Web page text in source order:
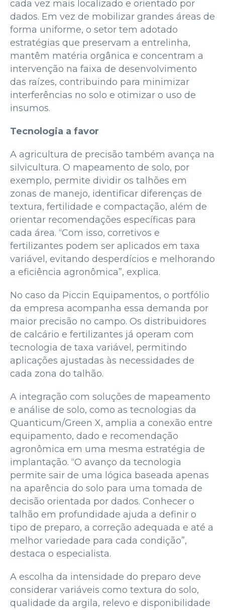
cada vez mais localizado e orientado por
dados. Em vez de mobilizar grandes áreas de
forma uniforme, o setor tem adotado
estratégias que preservam a entrelinha,
mantêm matéria orgânica e concentram a
intervenção na faixa de desenvolvimento
das raízes, contribuindo para minimizar
interferências no solo e otimizar o uso de
insumos.
Tecnologia a favor
A agricultura de precisão também avança na
silvicultura. O mapeamento de solo, por
exemplo, permite dividir os talhões em
zonas de manejo, identificar diferenças de
textura, fertilidade e compactação, além de
orientar recomendações específicas para
cada área. “Com isso, corretivos e
fertilizantes podem ser aplicados em taxa
variável, evitando desperdícios e melhorando
a eficiência agronômica”, explica.
No caso da Piccin Equipamentos, o portfólio
da empresa acompanha essa demanda por
maior precisão no campo. Os distribuidores
de calcário e fertilizantes já operam com
tecnologia de taxa variável, permitindo
aplicações ajustadas às necessidades de
cada zona do talhão.
A integração com soluções de mapeamento
e análise de solo, como as tecnologias da
Quanticum/Green X, amplia a conexão entre
equipamento, dado e recomendação
agronômica em uma mesma estratégia de
implantação. “O avanço da tecnologia
permite sair de uma lógica baseada apenas
na aparência do solo para uma tomada de
decisão orientada por dados. Conhecer o
talhão em profundidade ajuda a definir o
tipo de preparo, a correção adequada e até a
melhor variedade para cada condição”,
destaca o especialista.
A escolha da intensidade do preparo deve
considerar variáveis como textura do solo,
qualidade da argila, relevo e disponibilidade